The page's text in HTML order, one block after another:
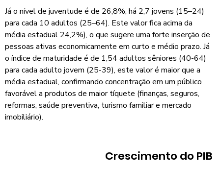
Já o nível de juventude é de 26,8%, há 2,7 jovens (15–24)
para cada 10 adultos (25–64). Este valor fica acima da
média estadual 24,2%), o que sugere uma forte inserção de
pessoas ativas economicamente em curto e médio prazo. Já
o índice de maturidade é de 1,54 adultos sêniores (40-64)
para cada adulto jovem (25-39), este valor é maior que a
média estadual, confirmando concentração em um público
favorável a produtos de maior tíquete (finanças, seguros,
reformas, saúde preventiva, turismo familiar e mercado
imobiliário).
Crescimento do PIB